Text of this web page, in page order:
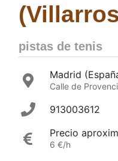
pistas de tenis
Madrid
Calle de
913003612
Precio
6 €/h